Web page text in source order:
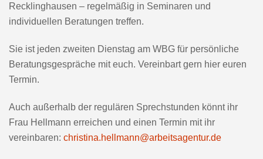
Recklinghausen – regelmäßig in Seminaren und
individuellen Beratungen treffen.
Sie ist jeden zweiten Dienstag am WBG für persönliche
Beratungsgespräche mit euch. Vereinbart gern hier euren
Termin.
Auch außerhalb der regulären Sprechstunden könnt ihr
Frau Hellmann erreichen und einen Termin mit ihr
vereinbaren: christina.hellmann@arbeitsagentur.de